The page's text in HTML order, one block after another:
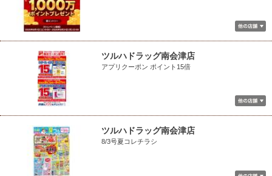
ツルハドラッグ南会津店
アプリクーポン ポイント15倍
ツルハドラッグ南会津店
8/3号夏コレチラシ